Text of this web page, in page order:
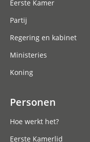
Eerste Kamer
Partij
Regering en kabinet
Ministeries
Koning
Personen
Hoe werkt het?
Eerste Kamerlid